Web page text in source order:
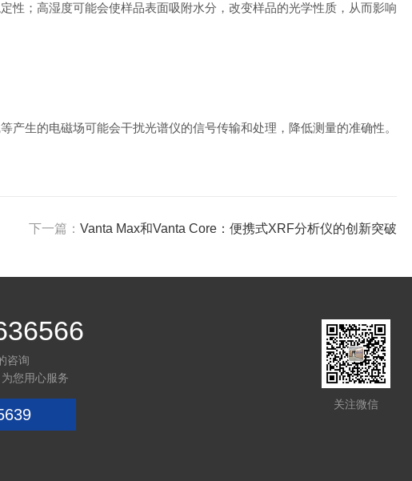
；高湿度可能会使样品表面吸附水分，改变样品的光学性质，从而影响
生的电磁场可能会干扰光谱仪的信号传输和处理，降低测量的准确性。
下一篇：Vanta Max和Vanta Core：便携式XRF分析仪的创新突破
咨询
您用心服务
关注微信